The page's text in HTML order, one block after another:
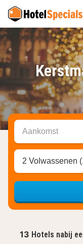
Aankomst
2 Volwassenen
13 Hotels nabij